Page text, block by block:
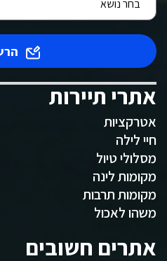
אתרי תיירות
אטרקציות
חיי לילה
מסלולי טיול
מקומות לינה
מקומות תרבות
משהו לאכול
אתרים חשובים